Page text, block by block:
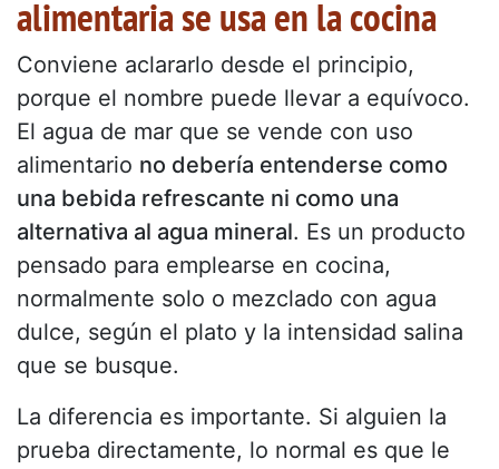
alimentaria se usa en la cocina
Conviene aclararlo desde el principio,
porque el nombre puede llevar a equívoco.
El agua de mar que se vende con uso
alimentario no debería entenderse como
una bebida refrescante ni como una
alternativa al agua mineral. Es un producto
pensado para emplearse en cocina,
normalmente solo o mezclado con agua
dulce, según el plato y la intensidad salina
que se busque.
La diferencia es importante. Si alguien la
prueba directamente, lo normal es que le